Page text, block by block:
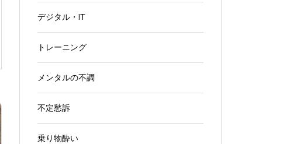
デジタル・IT
トレーニング
メンタルの不調
不定愁訴
乗り物酔い